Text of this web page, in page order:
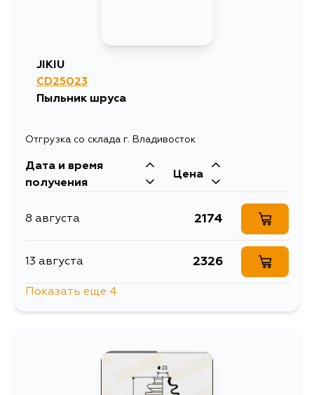
2247
29 августа
5 сентября 2247
JIKIU
CD25023
Пыльник шруса
Отгрузка со склада г. Владивосток
Дата и время
получения
Цена
8 августа 2174
13 августа 2326
Показать еще 4